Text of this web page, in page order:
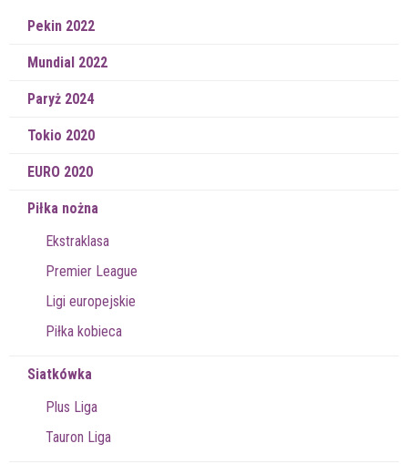
Pekin 2022
Mundial 2022
Paryż 2024
Tokio 2020
EURO 2020
Piłka nożna
Ekstraklasa
Premier League
Ligi europejskie
Piłka kobieca
Siatkówka
Plus Liga
Tauron Liga